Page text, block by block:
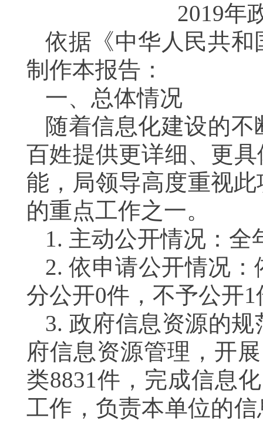
2019年
依据《中华人民共
制作本报告：
一、总体情况
随着信息化建设的
百姓提供更详细、更
能，局领导高度重视
的重点工作之一。
1. 主动公开情况：全
2. 依申请公开情况：
分公开0件，不予公开1
3. 政府信息资源的
府信息资源管理，开
类8831件，完成信息化
工作，负责本单位的